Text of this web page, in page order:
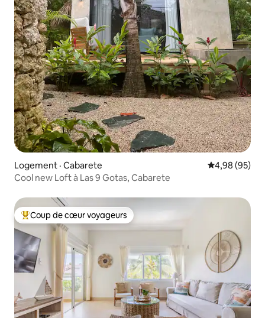
Logement · Cabarete Note
4,98 (95)
Cool new Loft à Las 9 Gotas, Cabarete
Coup de cœur voyageurs parmi les plus aimés
Coup de cœur voyageurs